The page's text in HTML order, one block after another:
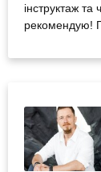
інструктаж
рекомендую!